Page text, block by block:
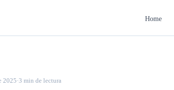
Home
2025·3 min de lectura